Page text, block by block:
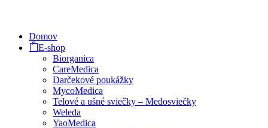
Domov
E-shop
Biorganica
CareMedica
Darčekové poukážky
MycoMedica
Telové a ušné sviečky – Medosviečky
Weleda
YaoMedica